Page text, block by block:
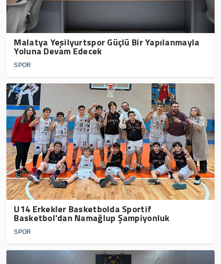
Malatya Yeşilyurtspor Güçlü Bir Yapılanmayla
Yoluna Devam Edecek
SPOR
U14 Erkekler Basketbolda Sportif
Basketbol'dan Namağlup Şampiyonluk
SPOR